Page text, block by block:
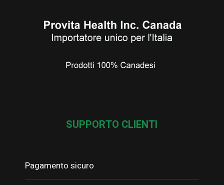
SUPPORTO CLIENTI
Pagamento sicuro